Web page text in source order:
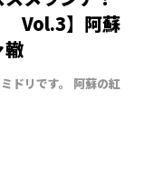
Vol.3】阿蘇
ドリです。 阿蘇の紅